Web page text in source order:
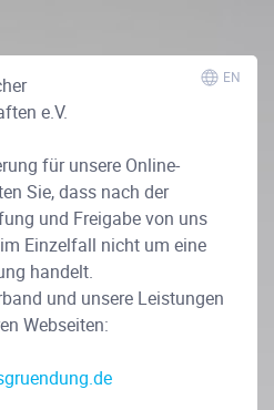
EN
e.V.
für unsere Online-
Sie, dass nach der
und Freigabe von uns
Einzelfall nicht um eine
handelt.
und unsere Leistungen
Webseiten: